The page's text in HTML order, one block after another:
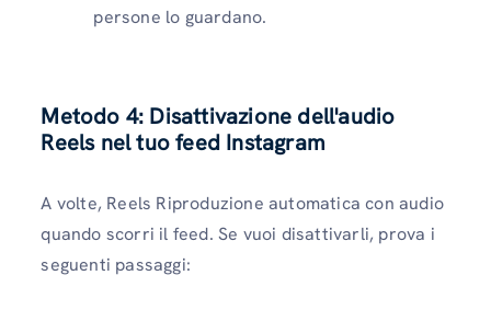
persone lo guardano.
Metodo 4: Disattivazione dell'audio
Reels nel tuo feed Instagram
A volte, Reels Riproduzione automatica con audio
quando scorri il feed. Se vuoi disattivarli, prova i
seguenti passaggi: